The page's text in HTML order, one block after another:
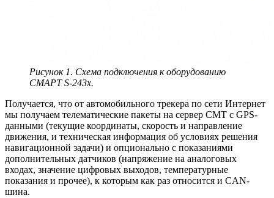
Рисунок 1. Схема подключения к оборудованию
СМАРТ S-243x.
Получается, что от автомобильного трекера по сети Интернет
мы получаем телематические пакеты на сервер СМТ с GPS-
данными (текущие координаты, скорость и направление
движения, и техническая информация об условиях решения
навигационной задачи) и опционально с показаниями
дополнительных датчиков (напряжение на аналоговых
входах, значение цифровых выходов, температурные
показания и прочее), к которым как раз относится и CAN-
шина.